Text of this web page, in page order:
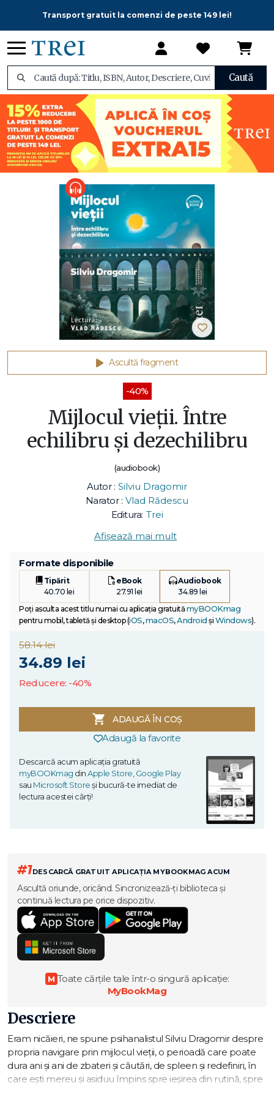
Transport gratuit la comenzi de peste 149 lei!
Caută
Ascultă fragment
-40%
Mijlocul vieții. Între
echilibru și dezechilibru
(audiobook)
Autor : Silviu Dragomir
Narator : Vlad Rădescu
Editura: Trei
Afișează mai mult
Formate disponibile
Tipărit
40.70 lei
eBook
27.91 lei
Audiobook
34.89 lei
Poți asculta acest titlu numai cu aplicația gratuitămyBOOKmag
pentru mobil, tabletă și desktop (iOS,macOS,Android și Windows).
58.14 lei
34.89 lei
Reducere: -40%
ADAUGĂ ÎN COȘ
Adaugă la favorite
Descarcă acum aplicația gratuită
myBOOKmag dinApple Store,Google Play
sau Microsoft Storeși bucură-te imediat de
lectura acestei cărți!
#1DESCARCĂ GRATUIT APLICAȚIA MYBOOKMAG ACUM
Ascultă oriunde, oricând. Sincronizează-ți biblioteca și
continuă lectura pe orice dispozitiv.
M Toate cărțile tale într-o singură aplicație:
MyBookMag
Descriere
Eram nicăieri, ne spune psihanalistul Silviu Dragomir despre
propria navigare prin mijlocul vieții, o perioadă care poate
dura ani și ani de zbateri și căutări, de spleen și redefiniri, în
care ești mereu și asiduu împins spre ieșirea din rutină, spre